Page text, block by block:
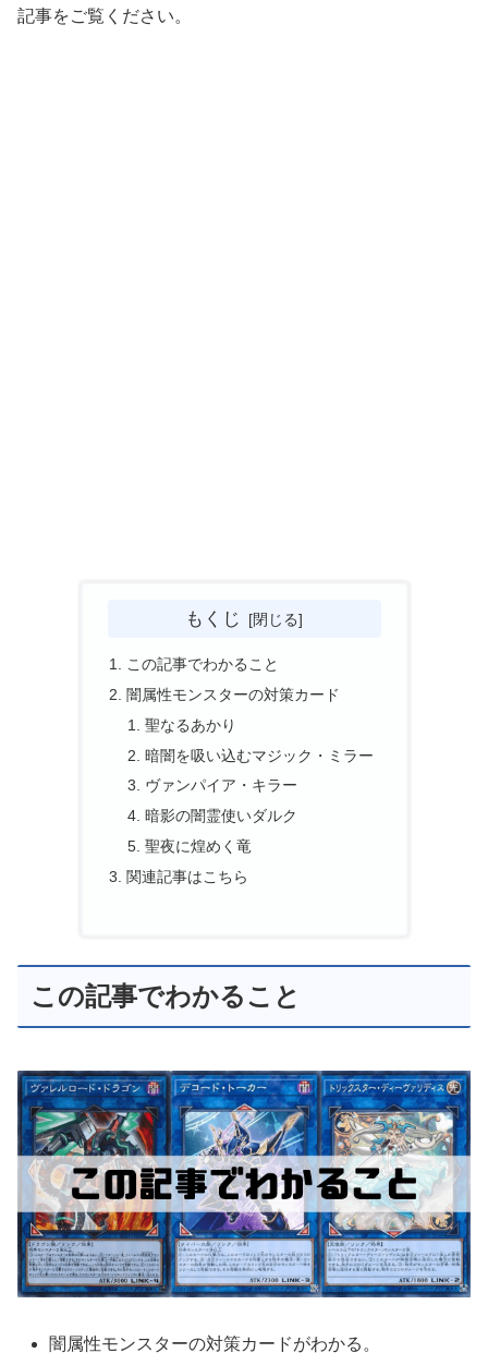
記事をご覧ください。
もくじ
この記事でわかること
闇属性モンスターの対策カード
聖なるあかり
暗闇を吸い込むマジック・ミラー
ヴァンパイア・キラー
暗影の闇霊使いダルク
聖夜に煌めく竜
関連記事はこちら
この記事でわかること
闇属性モンスターの対策カードがわかる。